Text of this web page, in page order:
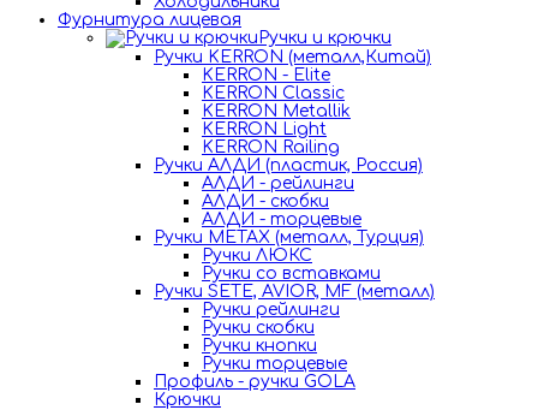
Фурнитура лицевая
Ручки и крючки
Ручки KERRON (металл,Китай)
KERRON - Elite
KERRON Classic
KERRON Metallik
KERRON Light
KERRON Railing
Ручки АЛДИ (пластик, Россия)
АЛДИ - рейлинги
АЛДИ - скобки
АЛДИ - торцевые
Ручки METAX (металл, Турция)
Ручки ЛЮКС
Ручки со вставками
Ручки SETE, AVIOR, MF (металл)
Ручки рейлинги
Ручки скобки
Ручки кнопки
Ручки торцевые
Профиль - ручки GOLA
Крючки